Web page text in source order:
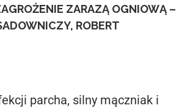
ZARAZĄ OGNIOWĄ –
ROBERT
parcha, silny mączniak i